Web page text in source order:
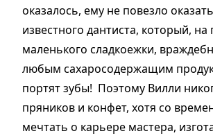
оказалось, ему не повезло
известного дантиста, который, на
маленького сладкоежки,
любым сахаросодержащим
портят зубы! Поэтому Вилли
пряников и конфет, хотя со
мечтать о карьере мастера,